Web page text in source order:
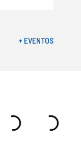
+ EVENTOS